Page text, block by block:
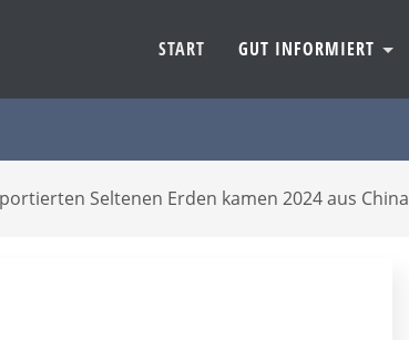
START GUT INFORMIERT
Seltenen Erden kamen 2024 aus China